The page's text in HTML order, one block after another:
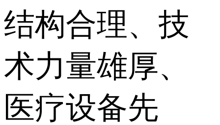
结构合理、技
术力量雄厚、
医疗设备先